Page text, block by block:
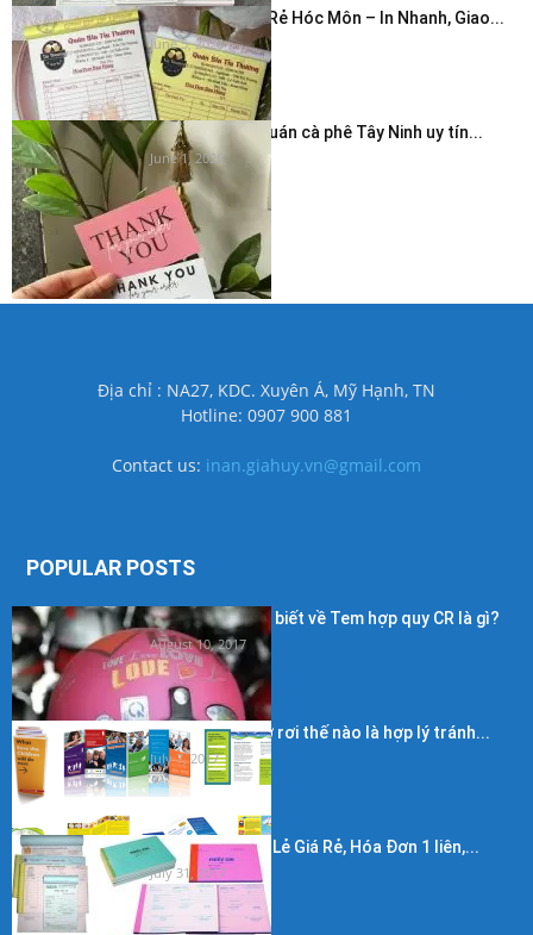
In Hóa Đơn Giá Rẻ Hóc Môn – In Nhanh, Giao...
June 5, 2026
In thẻ cảm ơn quán cà phê Tây Ninh uy tín...
June 1, 2026
Địa chỉ : NA27, KDC. Xuyên Á, Mỹ Hạnh, TN
Hotline: 0907 900 881
Contact us: inan.giahuy.vn@gmail.com
POPULAR POSTS
Những điều cần biết về Tem hợp quy CR là gì?
August 10, 2017
Kích thước in tờ rơi thế nào là hợp lý tránh...
July 7, 2017
In Hóa Đơn Bán Lẻ Giá Rẻ, Hóa Đơn 1 liên,...
July 31, 2017